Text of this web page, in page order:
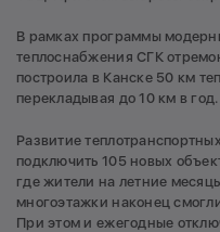
В рамках программы
теплоснабжения СГК
построила в Канске 50 км
перекладывая до 10 км в год.
Развитие
подключить 105 новых
где жители на летние
многоэтажки наконец
При этом и ежегодные